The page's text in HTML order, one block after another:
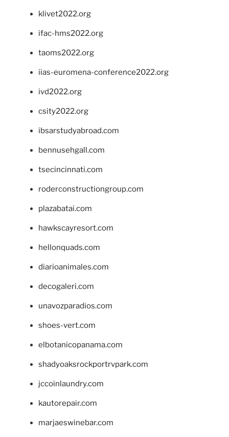
klivet2022.org
ifac-hms2022.org
taoms2022.org
iias-euromena-conference2022.org
ivd2022.org
csity2022.org
ibsarstudyabroad.com
bennusehgall.com
tsecincinnati.com
roderconstructiongroup.com
plazabatai.com
hawkscayresort.com
hellonquads.com
diarioanimales.com
decogaleri.com
unavozparadios.com
shoes-vert.com
elbotanicopanama.com
shadyoaksrockportrvpark.com
jccoinlaundry.com
kautorepair.com
marjaeswinebar.com